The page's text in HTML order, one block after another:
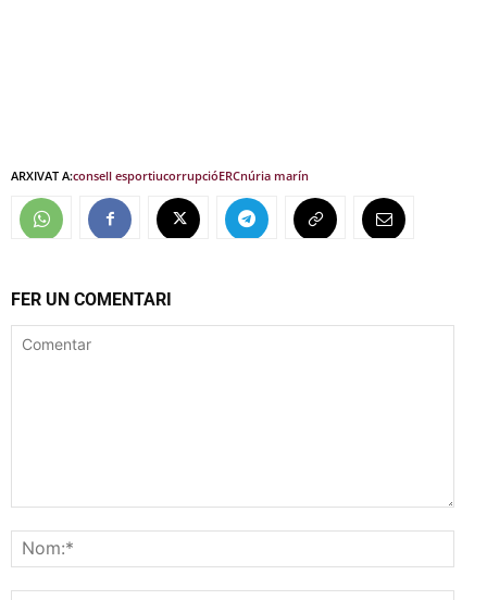
ARXIVAT A:consell esportiucorrupcióERCnúria marín
FER UN COMENTARI